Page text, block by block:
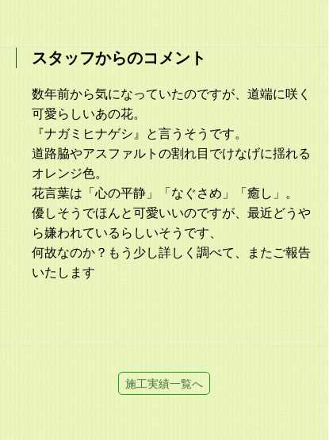
スタッフからのコメント
数年前から気になっていたのですが、道端に咲く
可愛らしいあの花。
『ナガミヒナゲシ』と言うそうです。
道路脇やアスファルトの割れ目でけなげに揺れる
オレンジ色。
花言葉は「心の平静」「なぐさめ」「癒し」。
優しそうでほんと可愛いいのですが、最近どうや
ら嫌われているらしいそうです、
何故なのか？もう少し詳しく調べて、またご報告
いたします
施工実績一覧へ